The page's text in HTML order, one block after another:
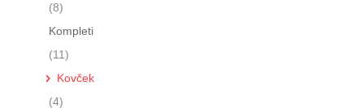
(8)
Kompleti
(11)
Kovček
(4)